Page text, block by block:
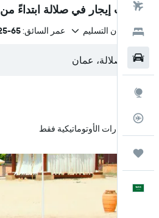
رحلات طيران
فنادق
سيارات
رحلات
العَرَبِيَّة
سيارات إيجار في صلالة ابتداءً من
نفس مكان التسليم عمر السائق:65-25
السيارات الأوتوماتيكية فقط